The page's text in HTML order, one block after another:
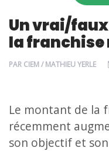
Un vrai/
la
PAR CIEM / MATHIEU YERLE
Le montant de la
récemment
son objectif et